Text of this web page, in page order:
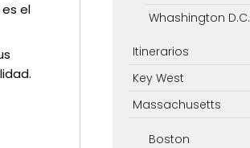
el
Whashington D.C.
Itinerarios
Key West
Massachusetts
Boston